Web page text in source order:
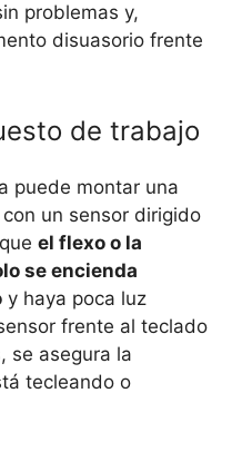
problemas y,
disuasorio frente
de trabajo
puede montar una
un sensor dirigido
el flexo o la
se encienda
y haya poca luz
frente al teclado
se asegura la
tecleando o